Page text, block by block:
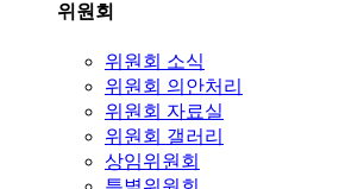
위원회
위원회 소식
위원회 의안처리
위원회 자료실
위원회 갤러리
상임위원회